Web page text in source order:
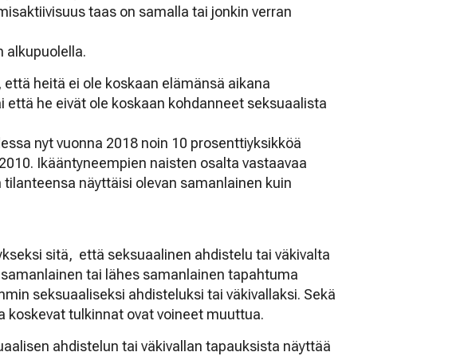
taas on samalla tai jonkin verran
alkupuolella.
heitä ei ole koskaan elämänsä aikana
että he eivät ole koskaan kohdanneet seksuaalista
nyt vuonna 2018 noin 10 prosenttiyksikköä
Ikääntyneempien naisten osalta vastaavaa
näyttäisi olevan samanlainen kuin
sitä, että seksuaalinen ahdistelu tai väkivalta
tai lähes samanlainen tapahtuma
seksuaaliseksi ahdisteluksi tai väkivallaksi. Sekä
tulkinnat ovat voineet muuttua.
ahdistelun tai väkivallan tapauksista näyttää